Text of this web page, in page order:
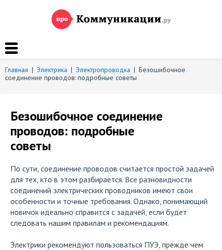
Главная | Электрика | Электропроводка | Безошибочное
соединение проводов: подробные советы
Безошибочное соединение
проводов: подробные
советы
По сути, соединение проводов считается простой задачей
для тех, кто в этом разбирается. Все разновидности
соединений электрических проводников имеют свои
особенности и точные требования. Однако, понимающий
новичок идеально справится с задачей, если будет
следовать нашим правилам и рекомендациям.
Электрики рекомендуют пользоваться ПУЭ, прежде чем